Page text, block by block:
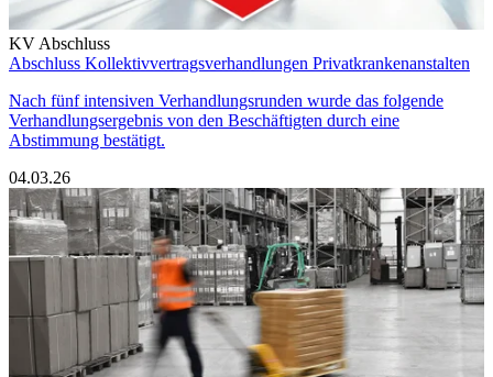
KV Abschluss
Abschluss Kollektivvertragsverhandlungen Privatkrankenanstalten
Nach fünf intensiven Verhandlungsrunden wurde das folgende
Verhandlungsergebnis von den Beschäftigten durch eine
Abstimmung bestätigt.
04.03.26